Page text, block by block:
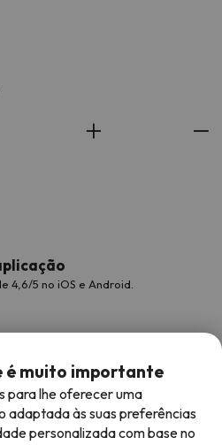
4,6/5 no iOS e Android.
é muito importante
para lhe oferecer uma
adaptada às suas preferências
personalizada com base no